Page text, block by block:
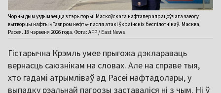
Чорны дым уздымаецца з тэрыторыі Маскоўскага нафтаперапрацоўчага заводу
вытворцы нафты «Газпром нефть» пасля атакі ўкраінскіх беспілотнікаў. Масква,
Расея. 18 чэрвеня 2026 года. Фота: AFP / East News
Гістарычна Крэмль умее прыгожа дэклараваць
вернасць саюзнікам на словах. Але на справе тыя,
хто гадамі атрымліваў ад Расеі нафтадолары, у
выпадку рэальнай пагрозы заставаліся ні з чым. Ні ў